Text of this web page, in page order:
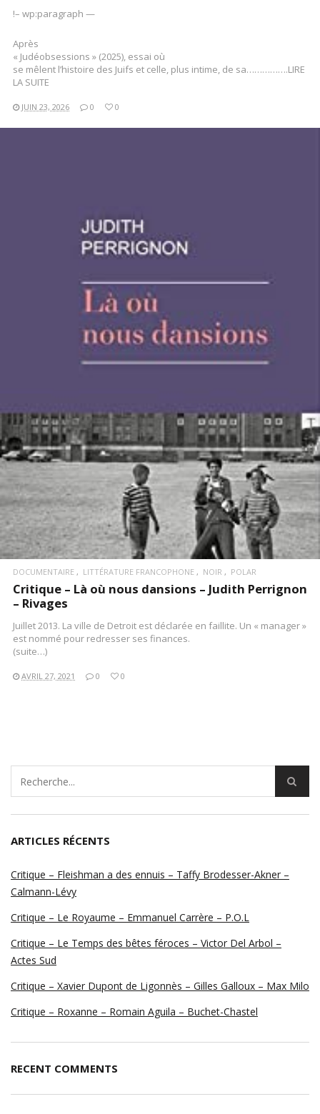
!– wp:paragraph —
Après
« Judéobsessions » (2025), essai où
se mêlent l’histoire des Juifs et celle, plus intime, de sa…………….LIRE
LA SUITE
JUIN 23, 2026 0 0
LIRE LA SUITE
DOCUMENTAIRE LITTÉRATURE FRANCOPHONE NOIR POLAR
Critique – Là où nous dansions – Judith Perrignon
– Rivages
Juillet 2013. La ville de Detroit est déclarée en faillite. Un « manager »
est nommé pour redresser ses finances.
(suite…)
AVRIL 27, 2021 0 0
ARTICLES RÉCENTS
Critique – Fleishman a des ennuis – Taffy Brodesser-Akner –
Calmann-Lévy
Critique – Le Royaume – Emmanuel Carrère – P.O.L
Critique – Le Temps des bêtes féroces – Victor Del Arbol –
Actes Sud
Critique – Xavier Dupont de Ligonnès – Gilles Galloux – Max Milo
Critique – Roxanne – Romain Aguila – Buchet-Chastel
RECENT COMMENTS